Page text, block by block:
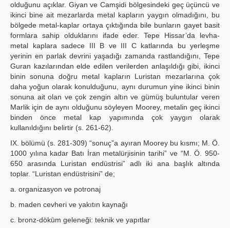
olduğunu açıklar. Giyan ve Camşidi bölgesindeki geç üçüncü ve
ikinci bine ait mezarlarda metal kapların yaygın olmadığını, bu
bölgede metal-kaplar ortaya çıktığında bile bunların gayet basit
formlara sahip olduklarını ifade eder. Tepe Hissar’da levha-
metal kaplara sadece III B ve III C katlarında bu yerleşme
yerinin en parlak devrini yaşadığı zamanda rastlandığını, Tepe
Guran kazılarından elde edilen verilerden anlaşıldığı gibi, ikinci
binin sonuna doğru metal kapların Luristan mezarlarına çok
daha yoğun olarak konulduğunu, aynı durumun yine ikinci binin
sonuna ait olan ve çok zengin altın ve gümüş buluntular veren
Marlik için de aynı olduğunu söyleyen Moorey, metalin geç ikinci
binden önce metal kap yapımında çok yaygın olarak
kullanıldığını belirtir (s. 261-62).
IX. bölümü (s. 281-309) “sonuç”a ayıran Moorey bu kısmı; M. Ö.
1000 yılına kadar Batı İran metalürjisinin tarihi” ve “M. Ö. 950-
650 arasında Luristan endüstrisi” adlı iki ana başlık altında
toplar. “Luristan endüstrisini” de;
a. organizasyon ve potronaj
b. maden cevheri ve yakıtın kaynağı
c. bronz-döküm geleneği: teknik ve yapıtlar